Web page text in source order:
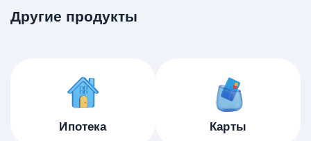
Другие продукты
Ипотека Карты